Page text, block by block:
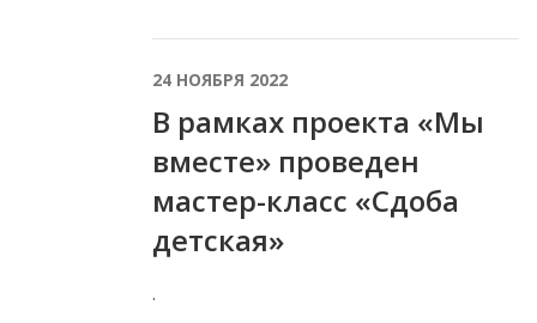
24 НОЯБРЯ 2022
В рамках проекта «Мы
вместе» проведен
мастер-класс «Сдоба
детская»
.